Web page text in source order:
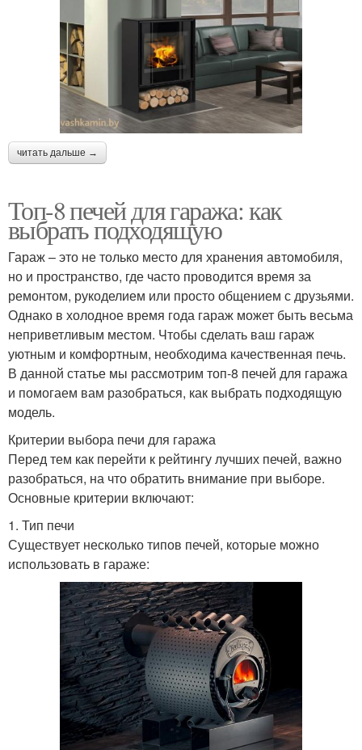
читать дальше →
Топ-8 печей для гаража: как
выбрать подходящую
Гараж – это не только место для хранения автомобиля,
но и пространство, где часто проводится время за
ремонтом, рукоделием или просто общением с друзьями.
Однако в холодное время года гараж может быть весьма
неприветливым местом. Чтобы сделать ваш гараж
уютным и комфортным, необходима качественная печь.
В данной статье мы рассмотрим топ-8 печей для гаража
и помогаем вам разобраться, как выбрать подходящую
модель.
Критерии выбора печи для гаража
Перед тем как перейти к рейтингу лучших печей, важно
разобраться, на что обратить внимание при выборе.
Основные критерии включают:
1. Тип печи
Существует несколько типов печей, которые можно
использовать в гараже: